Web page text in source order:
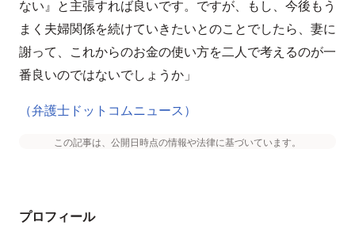
ない』と主張すれば良いです。ですが、もし、今後もう
まく夫婦関係を続けていきたいとのことでしたら、妻に
謝って、これからのお金の使い方を二人で考えるのが一
番良いのではないでしょうか」
（弁護士ドットコムニュース）
この記事は、公開日時点の情報や法律に基づいています。
プロフィール